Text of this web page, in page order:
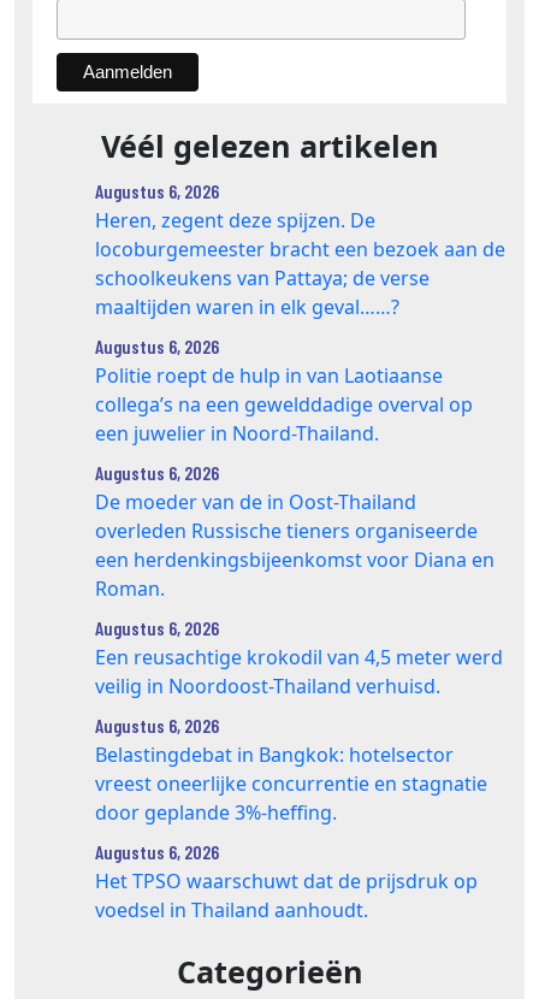
Véél gelezen artikelen
Augustus 6, 2026
Heren, zegent deze spijzen. De
locoburgemeester bracht een bezoek aan de
schoolkeukens van Pattaya; de verse
maaltijden waren in elk geval……?
Augustus 6, 2026
Politie roept de hulp in van Laotiaanse
collega’s na een gewelddadige overval op
een juwelier in Noord-Thailand.
Augustus 6, 2026
De moeder van de in Oost-Thailand
overleden Russische tieners organiseerde
een herdenkingsbijeenkomst voor Diana en
Roman.
Augustus 6, 2026
Een reusachtige krokodil van 4,5 meter werd
veilig in Noordoost-Thailand verhuisd.
Augustus 6, 2026
Belastingdebat in Bangkok: hotelsector
vreest oneerlijke concurrentie en stagnatie
door geplande 3%-heffing.
Augustus 6, 2026
Het TPSO waarschuwt dat de prijsdruk op
voedsel in Thailand aanhoudt.
Categorieën